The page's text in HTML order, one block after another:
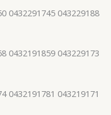
0432291745 043229188
0432191859 043229173
0432191781 043219171